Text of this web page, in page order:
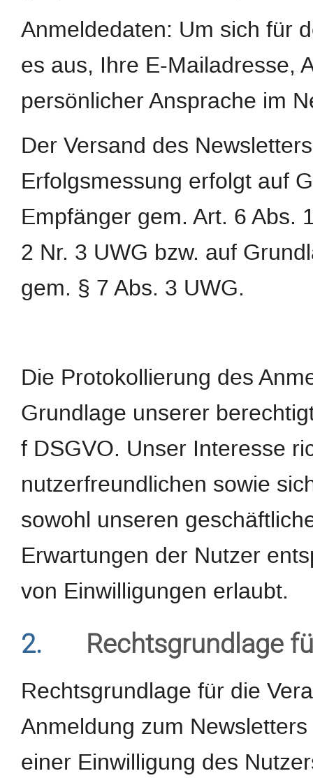
Anmeldedaten: Um sich für
es aus, Ihre E-Mailadresse,
persönlicher Ansprache im
Der Versand des
Erfolgsmessung erfolgt auf
Empfänger gem. Art. 6 Abs.
2 Nr. 3 UWG bzw. auf
gem. § 7 Abs. 3 UWG.
Die Protokollierung des
Grundlage unserer
f DSGVO. Unser Interesse
nutzerfreundlichen sowie
sowohl unseren
Erwartungen der Nutzer
von Einwilligungen erlaubt.
2. Rechtsgrundlage
Rechtsgrundlage für die
Anmeldung zum
einer Einwilligung des